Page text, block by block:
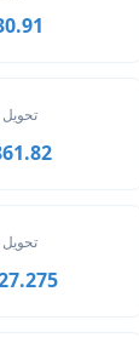
930.91 MAD
تحويل 200 USD
1,861.82 MAD
تحويل 250 USD
2,327.275 MAD